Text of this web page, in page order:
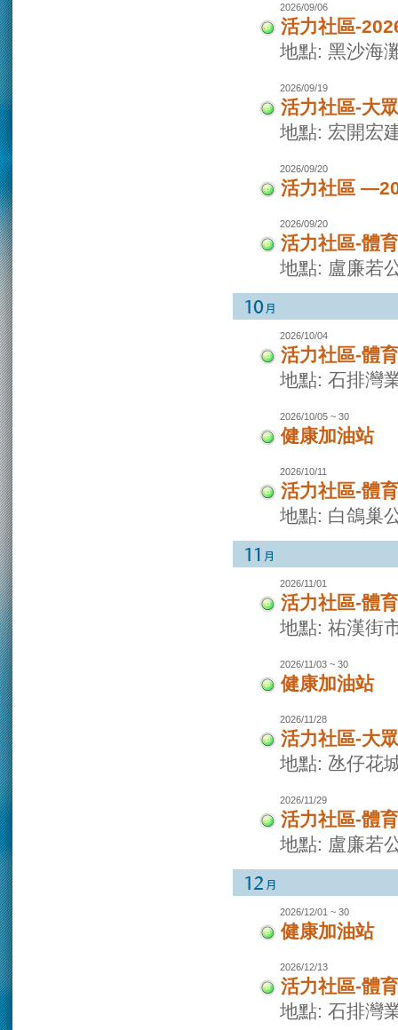
2026/09/06
活力社區-
地點: 黑沙海
2026/09/19
活力社區-大
地點: 宏開宏
2026/09/20
活力社區
2026/09/20
活力社區-體
地點: 盧廉若
2026/10/04
活力社區-體
地點: 石排灣
2026/10/05 ~ 30
健康加油站
2026/10/11
活力社區-體
地點: 白鴿巢
2026/11/01
活力社區-體
地點: 祐漢街
2026/11/03 ~ 30
健康加油站
2026/11/28
活力社區-大
地點: 氹仔花
2026/11/29
活力社區-體
地點: 盧廉若
2026/12/01 ~ 30
健康加油站
2026/12/13
活力社區-體
地點: 石排灣